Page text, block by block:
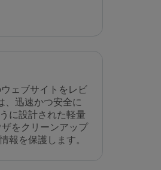
ェブサイトをレビ
、迅速かつ安全に
に設計された軽量
をクリーンアップ
報を保護します。